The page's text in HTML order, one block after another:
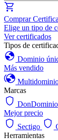
Comprar
Elige un tipo de
Ver certificados
Tipos de
Dominio
Más vendido
Marcas
DonDominio
Mejor precio
Sectigo
Herramientas